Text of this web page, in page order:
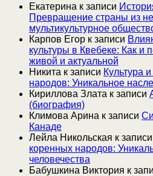
Екатерина к записи
Превращение страны из
мультикультурное
Карпов Егор к записи
культуры в Квебеке: Как и
живой и актуальной
Никита к записи Культура
народов: Уникальное
Кириллова Злата к записи
(биография)
Климова Арина к записи
Канаде
Лейла Никольская к записи
коренных народов:
человечества
Бабушкина Виктория к